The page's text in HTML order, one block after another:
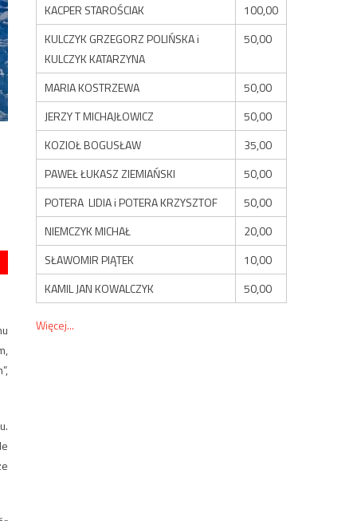
KACPER STAROŚCIAK
100,00
KULCZYK GRZEGORZ POLIŃSKA i
KULCZYK KATARZYNA
50,00
MARIA KOSTRZEWA
50,00
JERZY T MICHAJŁOWICZ
50,00
KOZIOŁ BOGUSŁAW
35,00
PAWEŁ ŁUKASZ ZIEMIAŃSKI
50,00
POTERA LIDIA i POTERA KRZYSZTOF
50,00
NIEMCZYK MICHAŁ
20,00
SŁAWOMIR PIĄTEK
10,00
KAMIL JAN KOWALCZYK
50,00
Więcej...